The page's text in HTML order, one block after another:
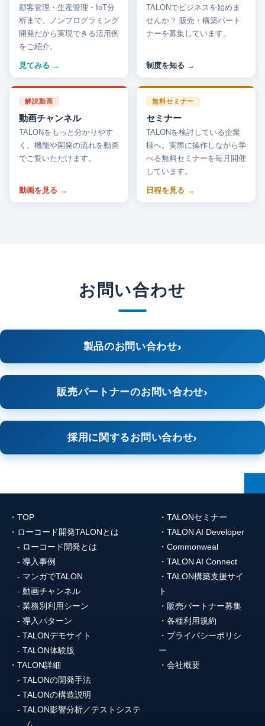
顧客管理・生産管理・IoT分
析まで。ノンプログラミング
開発だから実現できる活用例
をご紹介。
見てみる
TALONでビジネスを始めま
せんか？ 販売・構築パート
ナーを募集しています。
制度を知る
解説動画
動画チャンネル
TALONをもっと分かりやす
く。機能や開発の流れを動画
でご覧いただけます。
動画を見る
無料セミナー
セミナー
TALONを検討している企業
様へ。実際に操作しながら学
べる無料セミナーを毎月開催
しています。
日程を見る
お問い合わせ
製品のお問い合わせ
販売パートナーのお問い合わせ
採用に関するお問い合わせ
TOP
ローコード開発TALONとは
ローコード開発とは
導入事例
マンガでTALON
動画チャンネル
業務別利用シーン
導入パターン
TALONデモサイト
TALON体験版
TALON詳細
TALONの開発手法
TALONの構造説明
TALON影響分析／テストシステ
TALONセミナー
TALON AI Developer
Commonweal
TALON AI Connect
TALON構築支援サイ
ト
販売パートナー募集
各種利用規約
プライバシーポリシ
ー
会社概要